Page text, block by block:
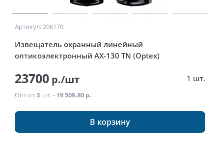
Артикул: 206170
Извещатель охранный линейный
оптикоэлектронный AX-130 TN (Optex)
23700 р./шт 1 шт.
Опт от3 шт. - 19 509.80 р.
В корзину